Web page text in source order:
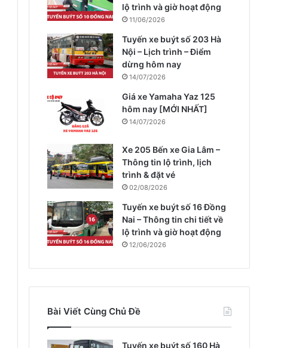
lộ trình và giờ hoạt động
11/06/2026
Tuyến xe buýt số 203 Hà
Nội – Lịch trình – Điểm
dừng hôm nay
14/07/2026
Giá xe Yamaha Yaz 125
hôm nay [MỚI NHẤT]
14/07/2026
Xe 205 Bến xe Gia Lâm –
Thông tin lộ trình, lịch
trình & đặt vé
02/08/2026
Tuyến xe buýt số 16 Đồng
Nai – Thông tin chi tiết về
lộ trình và giờ hoạt động
12/06/2026
Bài Viết Cùng Chủ Đề
Tuyến xe buýt số 160 Hà